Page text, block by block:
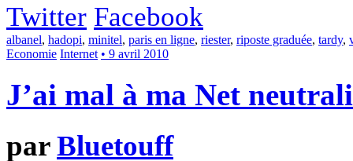
Twitter Facebook
albanel, hadopi, minitel, paris en ligne, riester, riposte graduée, tardy,
Economie Internet • 9 avril 2010
J’ai mal à ma Net
parBluetouff